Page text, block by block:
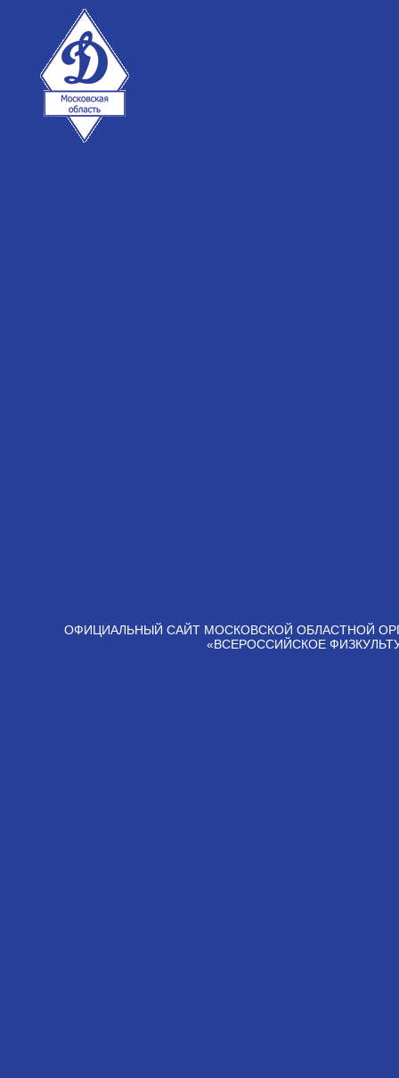
ОФИЦИАЛЬНЫЙ САЙТ МОСКОВСКОЙ ОБЛАСТНОЙ
«ВСЕРОССИЙСКОЕ